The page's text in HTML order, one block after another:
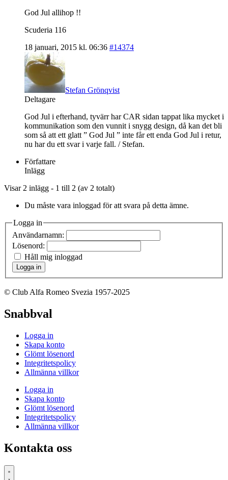
God Jul allihop !!
Scuderia 116
18 januari, 2015 kl. 06:36 #14374
Stefan Grönqvist
Deltagare
God Jul i efterhand, tyvärr har CAR sidan tappat lika mycket i
kommunikation som den vunnit i snygg design, då kan det bli
som så att ett glatt ” God Jul ” inte får ett enda God Jul i retur,
nu har du ett svar i varje fall. / Stefan.
Författare
Inlägg
Visar 2 inlägg - 1 till 2 (av 2 totalt)
Du måste vara inloggad för att svara på detta ämne.
Logga in
Användarnamn:
Lösenord:
Håll mig inloggad
Logga in
© Club Alfa Romeo Svezia 1957-2025
Snabbval
Logga in
Skapa konto
Glömt lösenord
Integritetspolicy
Allmänna villkor
Logga in
Skapa konto
Glömt lösenord
Integritetspolicy
Allmänna villkor
Kontakta oss